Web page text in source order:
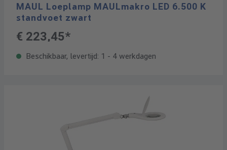
MAUL Loeplamp MAULmakro LED 6.500 K
standvoet zwart
€ 223,45*
Beschikbaar, levertijd: 1 - 4 werkdagen